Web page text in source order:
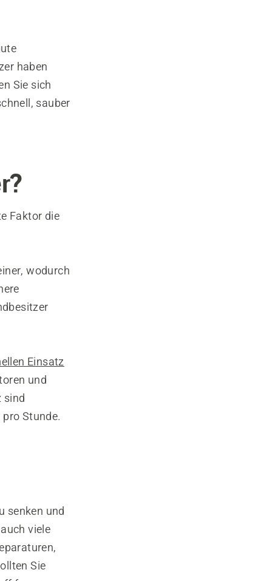
haben
Sie sich
sauber
Faktor die
wodurch
Einsatz
und
sind
Stunde.
senken und
viele
Sie